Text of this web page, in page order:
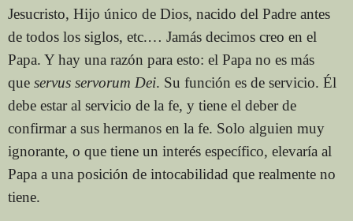
Jesucristo, Hijo único de Dios, nacido del Padre antes
de todos los siglos, etc.… Jamás decimos creo en el
Papa. Y hay una razón para esto: el Papa no es más
que servus servorum Dei. Su función es de servicio. Él
debe estar al servicio de la fe, y tiene el deber de
confirmar a sus hermanos en la fe. Solo alguien muy
ignorante, o que tiene un interés específico, elevaría al
Papa a una posición de intocabilidad que realmente no
tiene.